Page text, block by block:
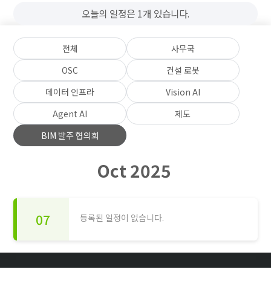
오늘의 일정은 1개 있습니다.
전체
사무국
OSC
건설 로봇
데이터 인프라
Vision AI
Agent AI
제도
BIM 발주 협의회
Oct 2025
07 등록된 일정이 없습니다.